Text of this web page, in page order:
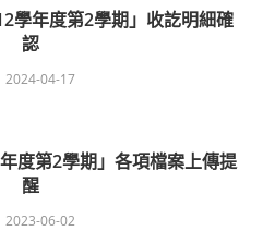
學年度第2學期」收訖明細確
認
2024-04-17
度第2學期」各項檔案上傳提
醒
2023-06-02